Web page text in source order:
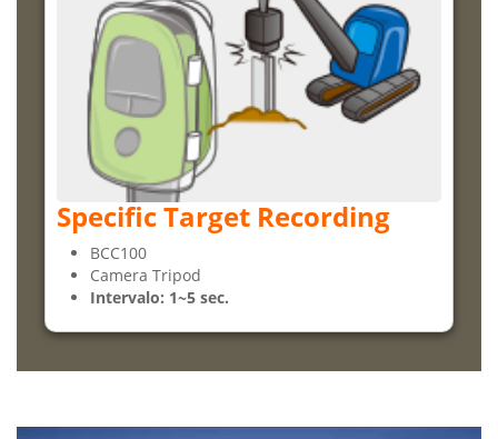
Specific Target Recording
BCC100
Camera Tripod
Intervalo: 1~5 sec.